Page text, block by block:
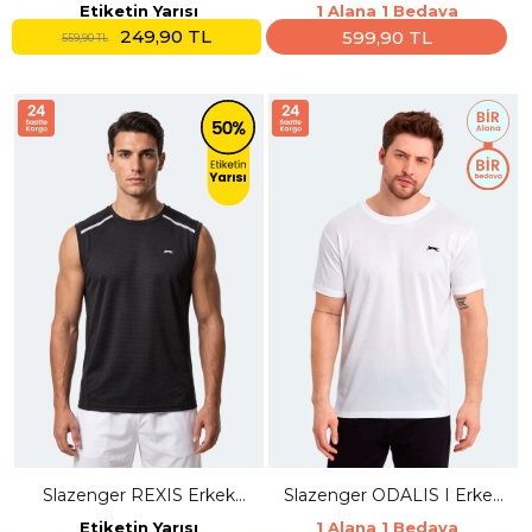
Etiketin Yarısı
559,90 TL 249,90 TL
1 Alana 1 Bedava
599,90 TL
Slazenger REXIS Erkek
Kolsuz Siyah Tişört
Etiketin Yarısı
Slazenger ODALIS I Erkek
Beyaz Tişört
1 Alana 1 Bedava